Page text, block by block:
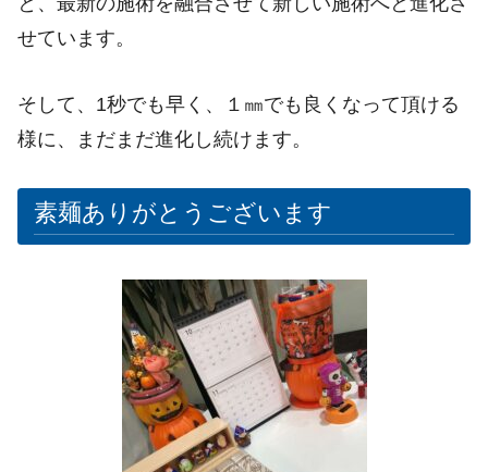
せています。
そして、1秒でも早く、１㎜でも良くなって頂ける
様に、まだまだ進化し続けます。
素麺ありがとうございます